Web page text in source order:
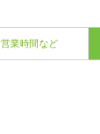
営業時間など